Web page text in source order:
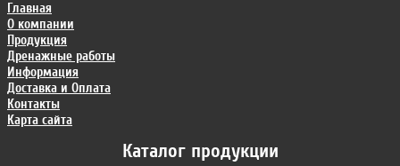
Каталог продукции
Главная
О компании
Продукция
Дренажные работы
Информация
Доставка и Оплата
Контакты
Карта сайта